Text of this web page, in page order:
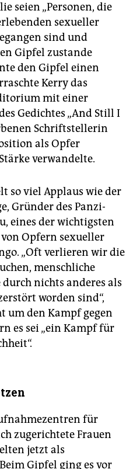
seien „Personen, die
sexueller
sind und
Gipfel zustande
den Gipfel einen
Kerry das
mit einer
Gedichtes „And Still I
Schriftstellerin
als Opfer
verwandelte.
so viel Applaus wie der
Gründer des Panzi-
eines der wichtigsten
Opfern sexueller
„Oft verlieren wir die
menschliche
nichts anderes als
worden sind“,
um den Kampf gegen
es sei „ein Kampf für
für
zugerichtete Frauen
jetzt als
Gipfel ging es vor